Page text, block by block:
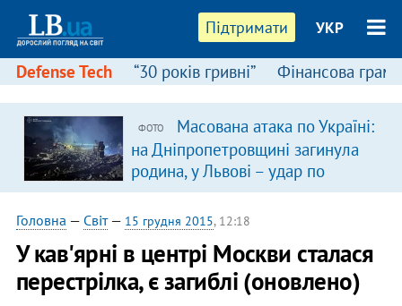
Підтримати УКР
Defense Tech “30 років гривні” Фінансова
ФОТО
Масована атака по Україні:
на Дніпропетровщині загинула
родина, у Львові – удар по
багатоповерхівках
(доповнюється)
Головна — Світ— 15 грудня 2015, 12:18
У кав'ярні в центрі Москви сталася
перестрілка, є загиблі (оновлено)